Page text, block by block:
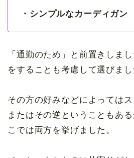
・シンプルなカーディガン
「通勤のため」と前置きしま
をすることも考慮して選びまし
その方の好みなどによってはス
またはその逆ということもあ
こでは両方を挙げました。